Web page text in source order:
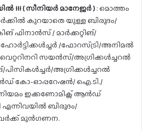
III ( സീനിയർ മാനേജർ ): മൊത്തം
കുറയാതെ യുള്ള ബിരുദം/
ഫിനാൻസ് / മാർക്കറ്റിങ്/
ഹോർട്ടിക്കൾച്ചർ /ഫോറസ്ട്രി/അനിമൽ
സയൻസ്/അഗ്രിക്കൾച്ചറൽ
അഗ്രിക്കൾച്ചറൽ
കോ-ഓപ്പറേഷൻ/ ഐ.ടി./
ഇക്കണോമിക്സ് ആൻഡ്
ബിരുദം/
മുൻഗണന.